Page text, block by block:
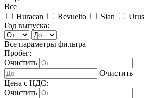
Все
Huracan
Revuelto Sian
Urus
Год выпуска:
Все параметры фильтра
Пробег:
Очистить
Очистить
Цена с НДС:
Очистить